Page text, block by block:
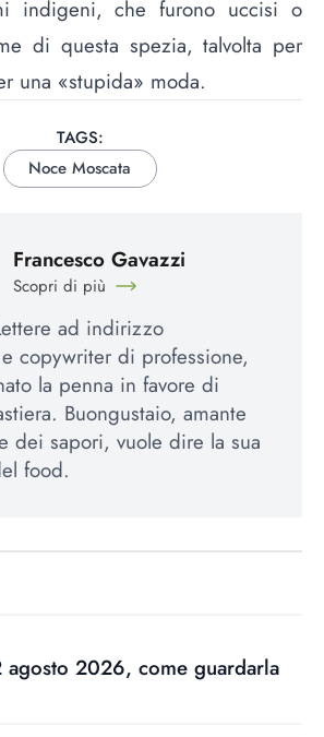
indigeni, che furono uccisi o
di questa spezia, talvolta per
una «stupida» moda.
TAGS:
Noce Moscata
Francesco Gavazzi
Scopri di più
ad indirizzo
copywriter di professione,
la penna in favore di
Buongustaio, amante
dei sapori, vuole dire la sua
food.
agosto 2026, come guardarla